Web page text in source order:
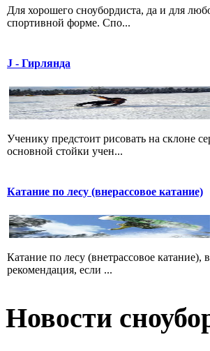
Для хорошего сноубордиста, да и для
спортивной форме. Спо...
J - Гирлянда
Ученику предстоит рисовать на склоне
основной стойки учен...
Катание по лесу (внерассовое катание)
Катание по лесу (внетрассовое
рекомендация, если ...
Новости